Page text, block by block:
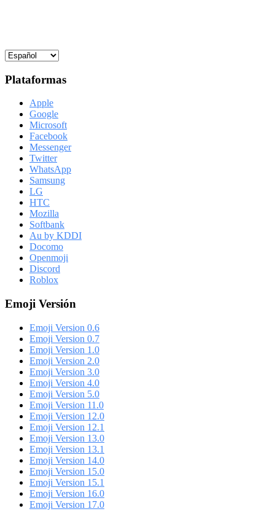
Plataformas
Apple
Google
Microsoft
Facebook
Messenger
Twitter
WhatsApp
Samsung
LG
HTC
Mozilla
Softbank
Au by KDDI
Docomo
Openmoji
Discord
Roblox
Emoji Versión
Emoji Version 0.6
Emoji Version 0.7
Emoji Version 1.0
Emoji Version 2.0
Emoji Version 3.0
Emoji Version 4.0
Emoji Version 5.0
Emoji Version 11.0
Emoji Version 12.0
Emoji Version 12.1
Emoji Version 13.0
Emoji Version 13.1
Emoji Version 14.0
Emoji Version 15.0
Emoji Version 15.1
Emoji Version 16.0
Emoji Version 17.0